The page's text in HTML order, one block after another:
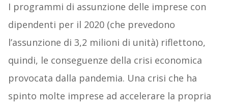
I programmi di assunzione delle imprese con
dipendenti per il 2020 (che prevedono
l’assunzione di 3,2 milioni di unità) riflettono,
quindi, le conseguenze della crisi economica
provocata dalla pandemia. Una crisi che ha
spinto molte imprese ad accelerare la propria